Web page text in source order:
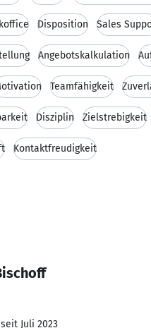
Disposition Sales
Angebotskalkulation
Teamfähigkeit
Disziplin Zielstrebigkeit
Kontaktfreudigkeit
Juli 2023